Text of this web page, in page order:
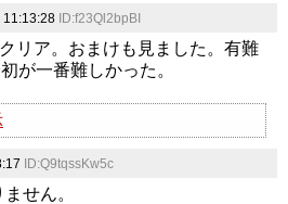
ID:f23Ql2bpBI
リア。おまけも見ました。有難
が一番難しかった。
ID:Q9tqssKw5c
せん。